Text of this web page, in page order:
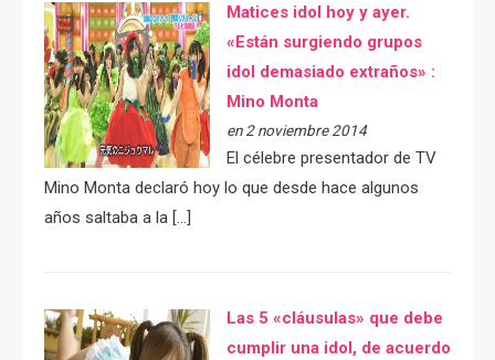
Matices idol hoy y ayer.
«Están surgiendo grupos
idol demasiado extraños» :
Mino Monta
en 2 noviembre 2014
El célebre presentador de TV
Mino Monta declaró hoy lo que desde hace algunos
años saltaba a la […]
Las 5 «cláusulas» que debe
cumplir una idol, de acuerdo